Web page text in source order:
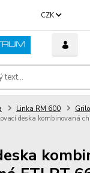
CZK
Linka RM 600
deska kombinovaná